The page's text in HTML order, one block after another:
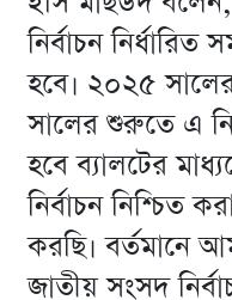
নির্বাচন
হবে। ২০২৫
সালের শুরুতে এ
হবে ব্যালটের
নির্বাচন নিশ্চিত
করছি। বর্তমানে
জাতীয় সংসদ